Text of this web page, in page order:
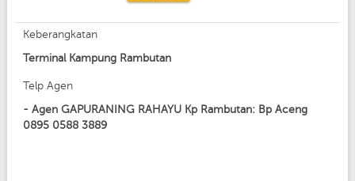
Keberangkatan
Terminal Kampung Rambutan
Telp Agen
- Agen GAPURANING RAHAYU Kp Rambutan: Bp Aceng
0895 0588 3889